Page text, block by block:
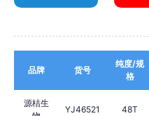
品牌 货号
纯度/规
格
源桔生
YJ46521 48T